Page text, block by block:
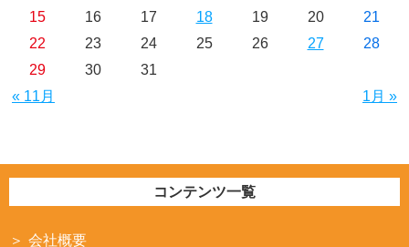
« 11月 1月 »
15
16 17 18 19 20
21
22
23 24 25 26 27
28
29
30 31
コンテンツ一覧
会社概要